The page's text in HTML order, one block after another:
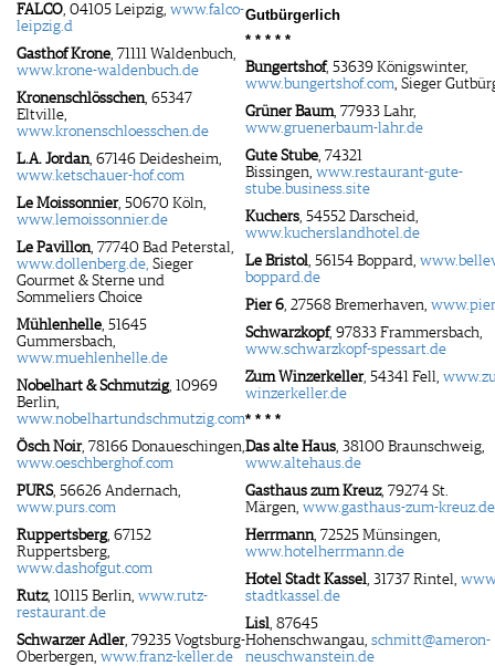
FALCO, 04105 Leipzig, www.falco-
leipzig.d
Gasthof Krone, 71111 Waldenbuch,
www.krone-waldenbuch.de
Kronenschlösschen, 65347
Eltville,
www.kronenschloesschen.de
L.A. Jordan, 67146 Deidesheim,
www.ketschauer-hof.com
Le Moissonnier, 50670 Köln,
www.lemoissonnier.de
Le Pavillon, 77740 Bad Peterstal,
www.dollenberg.de, Sieger
Gourmet & Sterne und
Sommeliers Choice
Mühlenhelle, 51645
Gummersbach,
www.muehlenhelle.de
Nobelhart & Schmutzig, 10969
Berlin,
www.nobelhartundschmutzig.com
Ösch Noir, 78166 Donaueschingen,
www.oeschberghof.com
PURS, 56626 Andernach,
www.purs.com
Ruppertsberg, 67152
Ruppertsberg,
www.dashofgut.com
Rutz, 10115 Berlin, www.rutz-
restaurant.de
Schwarzer Adler, 79235 Vogtsburg-
Oberbergen, www.franz-keller.de
Gutbürgerlich
* * * * *
Bungertshof, 53639 Königswinter,
www.bungertshof.com, Sieger
Grüner Baum, 77933 Lahr,
www.gruenerbaum-lahr.de
Gute Stube, 74321
Bissingen, www.restaurant-gute-
stube.business.site
Kuchers, 54552 Darscheid,
www.kucherslandhotel.de
Le Bristol, 56154 Boppard,
boppard.de
Pier 6, 27568 Bremerhaven,
Schwarzkopf, 97833 Frammersbach,
www.schwarzkopf-spessart.de
Zum Winzerkeller, 54341 Fell,
winzerkeller.de
* * * *
Das alte Haus, 38100 Braunschweig,
www.altehaus.de
Gasthaus zum Kreuz, 79274 St.
Märgen, www.gasthaus-zum-kreuz.de
Herrmann, 72525 Münsingen,
www.hotelherrmann.de
Hotel Stadt Kassel, 31737 Rintel,
stadtkassel.de
Lisl, 87645
Hohenschwangau, schmitt@ameron-
neuschwanstein.de